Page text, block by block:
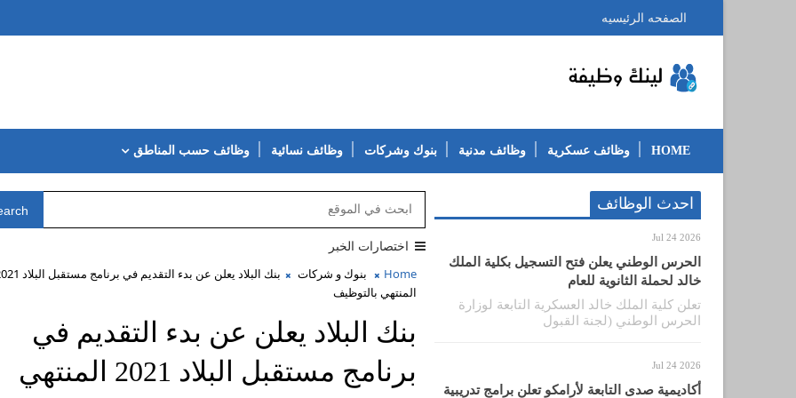
الصفحه الرئيسيه
HOME وظائف عسكرية وظائف مدنية بنوك وشركات وظائف نسائية وظائف حسب المناطق
احدث الوظائف
Jul 24 2026
الحرس الوطني يعلن فتح التسجيل بكلية الملك
خالد لحملة الثانوية للعام
تعلن كلية الملك خالد العسكرية التابعة لوزارة
الحرس الوطني (لجنة القبول
Jul 24 2026
أكاديمية صدى التابعة لأرامكو تعلن برامج تدريبية
اختصارات الخبر
Home بنوك و شركات
بنك البلاد يعلن عن بدء التقديم في
المنتهي بالتوظيف
بنك البلاد يعلن عن بدء التقديم في
برنامج مستقبل البلاد 2021 المنتهي